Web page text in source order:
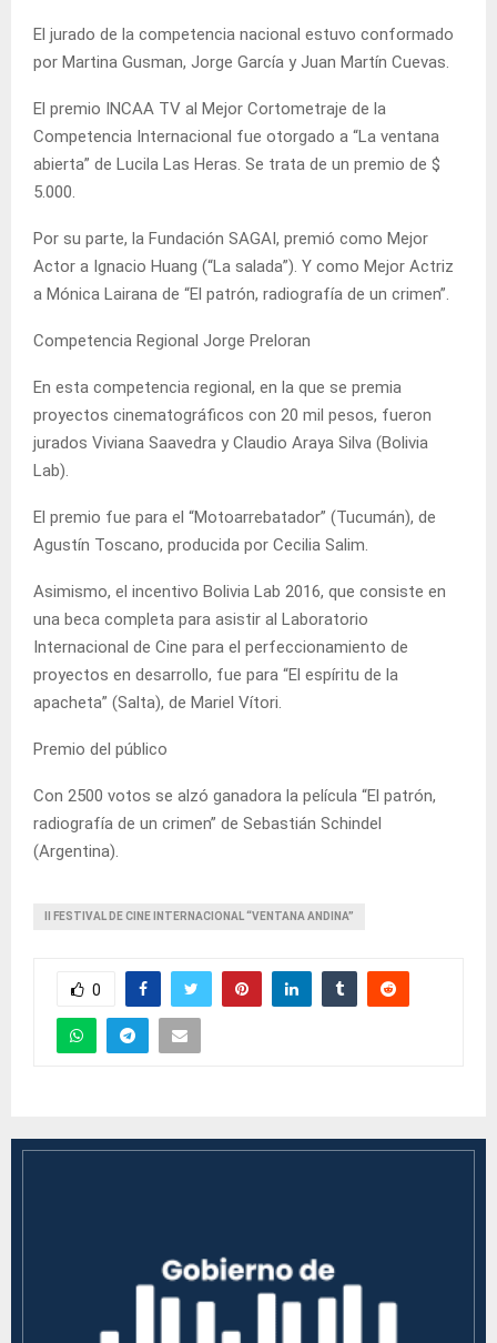
El jurado de la competencia nacional estuvo conformado
por Martina Gusman, Jorge García y Juan Martín Cuevas.
El premio INCAA TV al Mejor Cortometraje de la
Competencia Internacional fue otorgado a “La ventana
abierta” de Lucila Las Heras. Se trata de un premio de $
5.000.
Por su parte, la Fundación SAGAI, premió como Mejor
Actor a Ignacio Huang (“La salada”). Y como Mejor Actriz
a Mónica Lairana de “El patrón, radiografía de un crimen”.
Competencia Regional Jorge Preloran
En esta competencia regional, en la que se premia
proyectos cinematográficos con 20 mil pesos, fueron
jurados Viviana Saavedra y Claudio Araya Silva (Bolivia
Lab).
El premio fue para el “Motoarrebatador” (Tucumán), de
Agustín Toscano, producida por Cecilia Salim.
Asimismo, el incentivo Bolivia Lab 2016, que consiste en
una beca completa para asistir al Laboratorio
Internacional de Cine para el perfeccionamiento de
proyectos en desarrollo, fue para “El espíritu de la
apacheta” (Salta), de Mariel Vítori.
Premio del público
Con 2500 votos se alzó ganadora la película “El patrón,
radiografía de un crimen” de Sebastián Schindel
(Argentina).
II FESTIVAL DE CINE INTERNACIONAL “VENTANA ANDINA”
0